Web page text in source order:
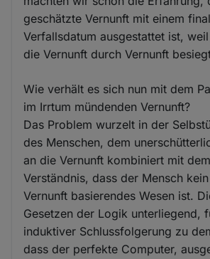
geschätzte Vernunft mit einem
Verfallsdatum ausgestattet ist,
die Vernunft durch Vernunft
Wie verhält es sich nun mit dem
im Irrtum mündenden Vernunft?
Das Problem wurzelt in der
des Menschen, dem
an die Vernunft kombiniert mit
Verständnis, dass der Mensch
Vernunft basierendes Wesen ist.
Gesetzen der Logik unterliegend,
induktiver Schlussfolgerung zu
dass der perfekte Computer,